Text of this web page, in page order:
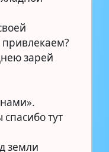
привлекаем?
зарей
тут
земли